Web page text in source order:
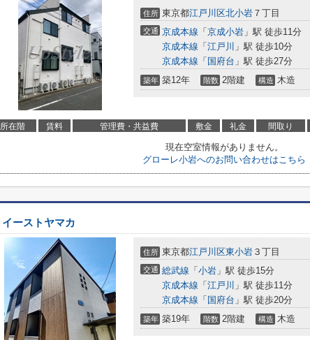
住所 東京都江戸川区北小岩 ７丁目
交通 京成本線 「 京成小岩 」駅 徒歩11分
京成本線 「 江戸川 」駅 徒歩10分
京成本線 「 国府台 」駅 徒歩27分
築年 築12年 階数 2階建 構造 木造
所在階 賃料 管理費・共益費 敷金 礼金 間取り
現在空室情報がありません。
グローレ小岩へのお問い合わせはこちら
イーストヤマカ
住所 東京都江戸川区東小岩 ３丁目
交通 総武線 「 小岩 」駅 徒歩15分
京成本線 「 江戸川 」駅 徒歩11分
京成本線 「 国府台 」駅 徒歩20分
築年 築19年 階数 2階建 構造 木造